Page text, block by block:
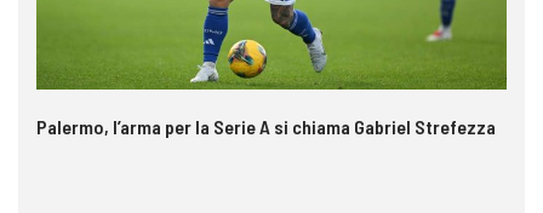
Palermo, l’arma per la Serie A si chiama Gabriel Strefezza